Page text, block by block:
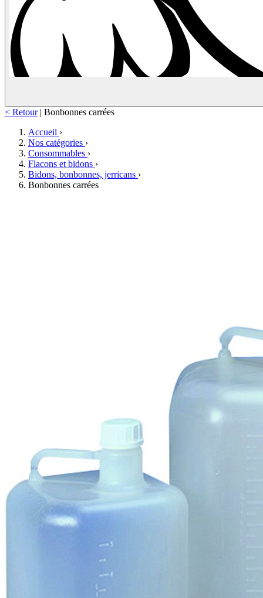
< Retour | Bonbonnes carrées
Accueil ›
Nos catégories ›
Consommables ›
Flacons et bidons ›
Bidons, bonbonnes, jerricans ›
Bonbonnes carrées